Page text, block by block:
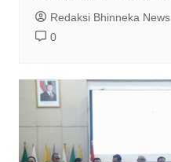
Redaksi Bhinneka News
0